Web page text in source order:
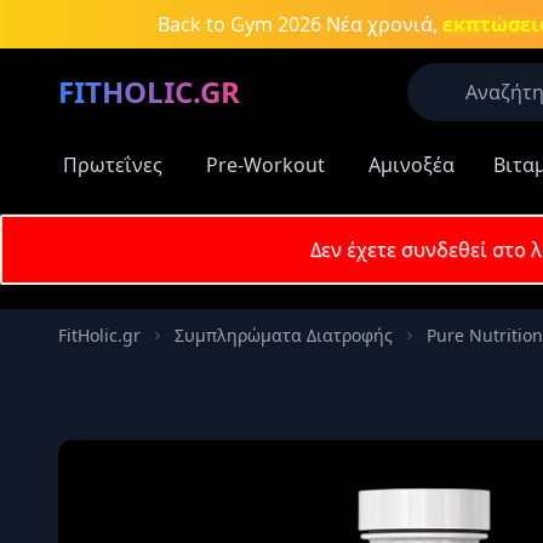
Μετάβαση στο κύριο περιεχόμενο
Back to Gym 2026 Νέα χρονιά,
FITHOLIC.GR
Οι
Κρεατίνη
Αύξηση
Πρωτεΐνες Pre-Workout Αμινοξέα
Δεν έχετε συνδεθεί στο
FitHolic.gr Συμπληρώματα Διατροφής Pure Nutrition
Email